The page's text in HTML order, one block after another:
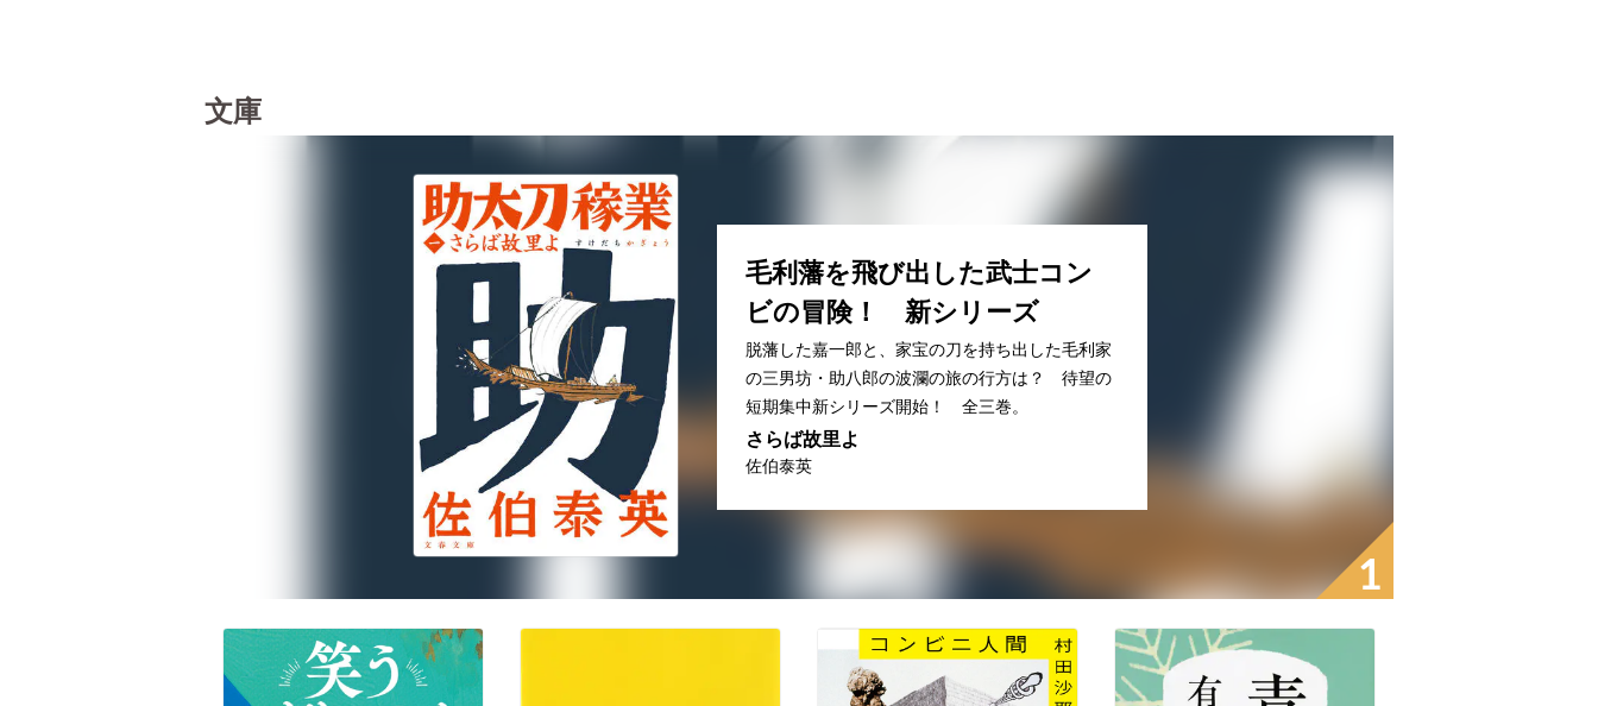
文庫
1
毛利藩を飛び出した武士コン
ビの冒険！ 新シリーズ
脱藩した嘉一郎と、家宝の刀を持ち出した毛利家
の三男坊・助八郎の波瀾の旅の行方は？ 待望の
短期集中新シリーズ開始！ 全三巻。
さらば故里よ
佐伯泰英